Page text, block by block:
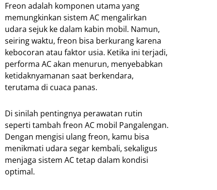
Freon adalah komponen utama yang
memungkinkan sistem AC mengalirkan
udara sejuk ke dalam kabin mobil. Namun,
seiring waktu, freon bisa berkurang karena
kebocoran atau faktor usia. Ketika ini terjadi,
performa AC akan menurun, menyebabkan
ketidaknyamanan saat berkendara,
terutama di cuaca panas.
Di sinilah pentingnya perawatan rutin
seperti tambah freon AC mobil Pangalengan.
Dengan mengisi ulang freon, kamu bisa
menikmati udara segar kembali, sekaligus
menjaga sistem AC tetap dalam kondisi
optimal.